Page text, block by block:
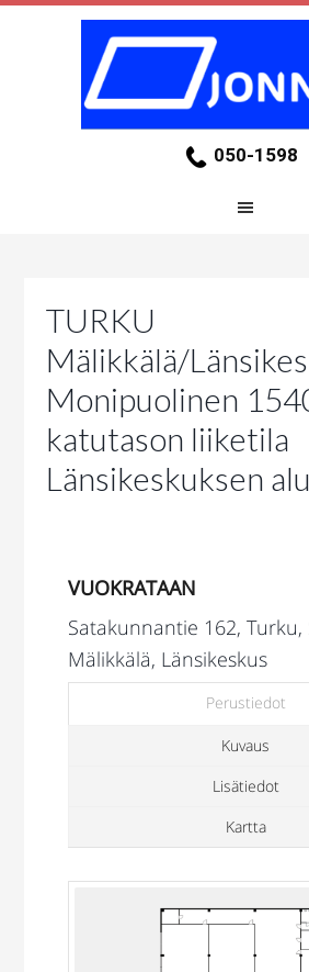
050-1598
TURKU
Mälikkälä/
Monipuolinen
katutason liiketila
Länsikeskuksen
VUOKRATAAN
Satakunnantie 162, Turku,
Mälikkälä, Länsikeskus
Perustiedot
Kuvaus
Lisätiedot
Kartta